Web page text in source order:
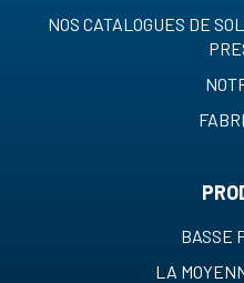
NOS CATALOGUES DE
BASSE
LA